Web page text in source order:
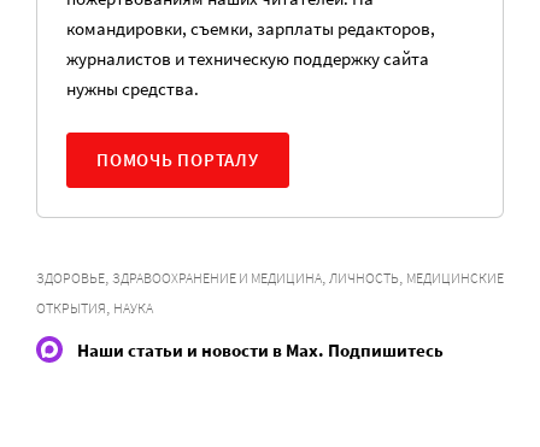
командировки, съемки, зарплаты редакторов,
журналистов и техническую поддержку сайта
нужны средства.
ПОМОЧЬ ПОРТАЛУ
ЗДОРОВЬЕ, ЗДРАВООХРАНЕНИЕ И МЕДИЦИНА, ЛИЧНОСТЬ, МЕДИЦИНСКИЕ
ОТКРЫТИЯ, НАУКА
Наши статьи и новости в Max. Подпишитесь